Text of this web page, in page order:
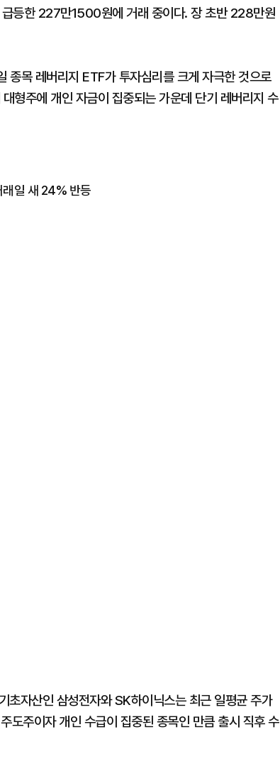
등한 227만1500원에 거래 중이다. 장 초반 228만원
종목 레버리지 ETF가 투자심리를 크게 자극한 것으로
형주에 개인 자금이 집중되는 가운데 단기 레버리지 수
일 새 24% 반등
초자산인 삼성전자와 SK하이닉스는 최근 일평균 주가
주이자 개인 수급이 집중된 종목인 만큼 출시 직후 수